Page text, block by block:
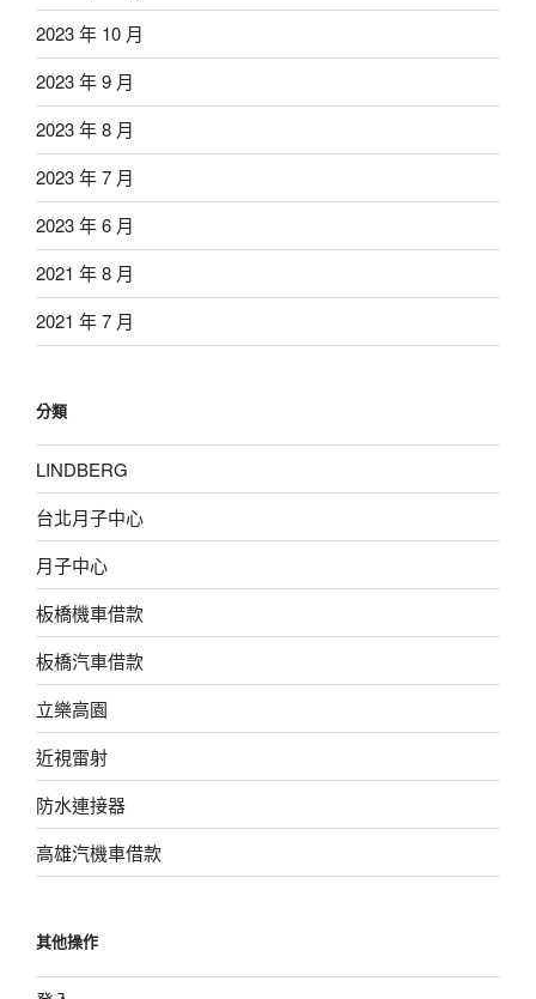
2023 年 10 月
2023 年 9 月
2023 年 8 月
2023 年 7 月
2023 年 6 月
2021 年 8 月
2021 年 7 月
分類
LINDBERG
台北月子中心
月子中心
板橋機車借款
板橋汽車借款
立樂高園
近視雷射
防水連接器
高雄汽機車借款
其他操作